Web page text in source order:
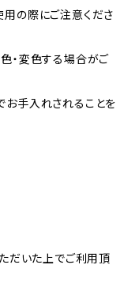
の際にご注意くださ
・変色する場合がご
お手入れされることを
だいた上でご利用頂